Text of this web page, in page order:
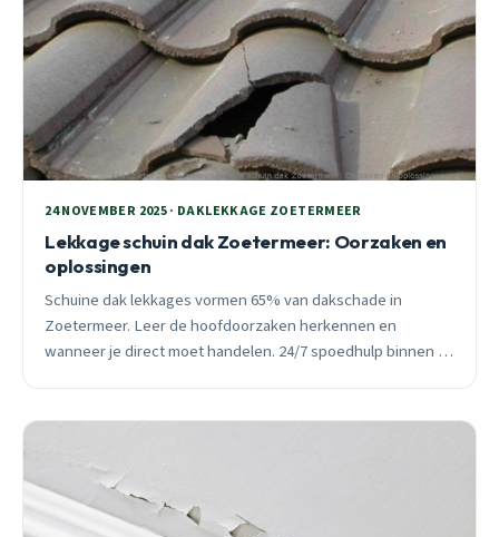
24 NOVEMBER 2025 · DAKLEKKAGE ZOETERMEER
Lekkage schuin dak Zoetermeer: Oorzaken en
oplossingen
Schuine dak lekkages vormen 65% van dakschade in
Zoetermeer. Leer de hoofdoorzaken herkennen en
wanneer je direct moet handelen. 24/7 spoedhulp binnen 30